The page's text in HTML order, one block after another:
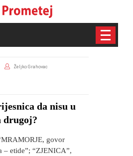
Željko Grahovac
da nisu u
drugoj?
govor
– etide”; “ZJENICA”,